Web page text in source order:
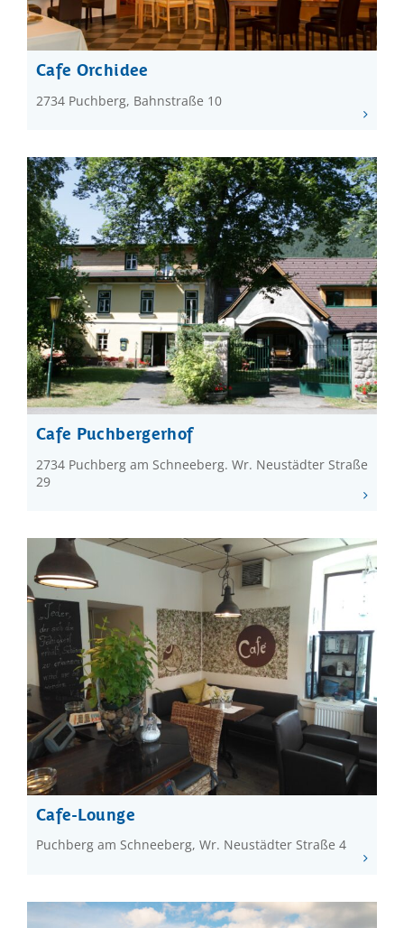
Cafe Orchidee
2734 Puchberg, Bahnstraße 10
Cafe Puchbergerhof
2734 Puchberg am Schneeberg. Wr. Neustädter Straße
29
Cafe-Lounge
Puchberg am Schneeberg, Wr. Neustädter Straße 4